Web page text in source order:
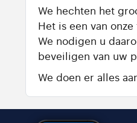
We hechten het
Het is een van
We nodigen u
beveiligen van uw
We doen er alles